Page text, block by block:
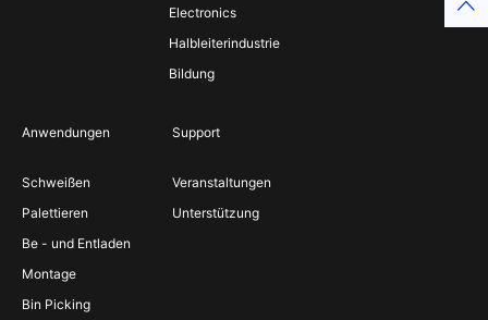
Electronics
Halbleiterindustrie
Bildung
Anwendungen
Schweißen
Palettieren
Be - und Entladen
Montage
Bin Picking
Support
Veranstaltungen
Unterstützung